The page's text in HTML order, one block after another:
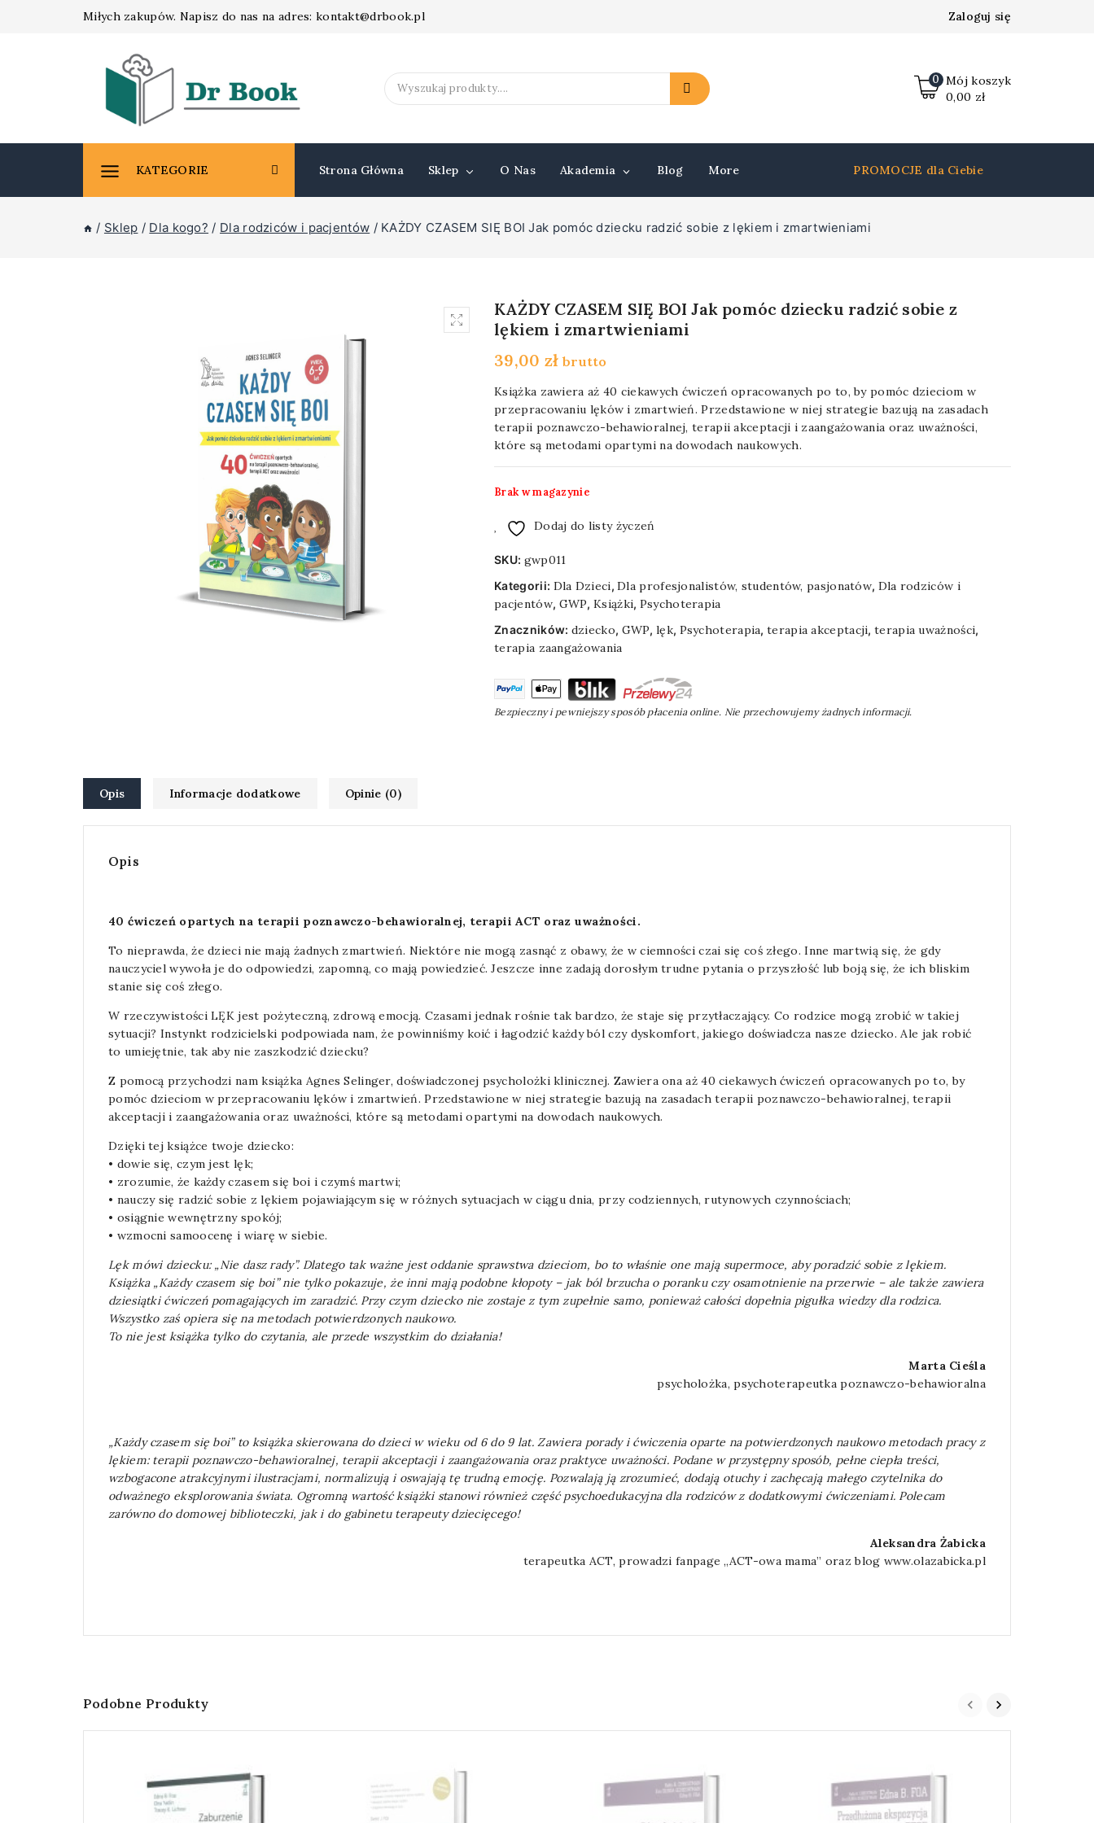
Miłych zakupów. Napisz do nas na adres: kontakt@drbook.pl Zaloguj się
Search
for:
0 Mój koszyk
0,00 zł
KATEGORIE Strona Główna Sklep O Nas Akademia Blog More PROMOCJE dla Ciebie
/ Sklep / Dla kogo? / Dla rodziców i pacjentów / KAŻDY CZASEM SIĘ BOI Jak pomóc dziecku radzić sobie z lękiem i zmartwieniami
KAŻDY CZASEM SIĘ BOI Jak pomóc dziecku radzić sobie z
lękiem i zmartwieniami
39,00 zł brutto
Książka zawiera aż 40 ciekawych ćwiczeń opracowanych po to, by pomóc dzieciom w
przepracowaniu lęków i zmartwień. Przedstawione w niej strategie bazują na zasadach
terapii poznawczo-behawioralnej, terapii akceptacji i zaangażowania oraz uważności,
które są metodami opartymi na dowodach naukowych.
Brak w magazynie
Dodaj do listy życzeń
SKU: gwp011
Kategorii: Dla Dzieci,Dla profesjonalistów, studentów, pasjonatów, Dla rodziców i
pacjentów, GWP,Książki, Psychoterapia
Znaczników: dziecko, GWP,lęk, Psychoterapia,terapia akceptacji,terapia uważności,
terapia zaangażowania
Bezpieczny i pewniejszy sposób płacenia online. Nie przechowujemy żadnych informacji.
Opis Informacje dodatkowe Opinie (0)
Opis
40 ćwiczeń opartych na terapii poznawczo-behawioralnej, terapii ACT oraz uważności.
To nieprawda, że dzieci nie mają żadnych zmartwień. Niektóre nie mogą zasnąć z obawy, że w ciemności czai się coś złego. Inne martwią się, że gdy
nauczyciel wywoła je do odpowiedzi, zapomną, co mają powiedzieć. Jeszcze inne zadają dorosłym trudne pytania o przyszłość lub boją się, że ich bliskim
stanie się coś złego.
W rzeczywistości LĘK jest pożyteczną, zdrową emocją. Czasami jednak rośnie tak bardzo, że staje się przytłaczający. Co rodzice mogą zrobić w takiej
sytuacji? Instynkt rodzicielski podpowiada nam, że powinniśmy koić i łagodzić każdy ból czy dyskomfort, jakiego doświadcza nasze dziecko. Ale jak robić
to umiejętnie, tak aby nie zaszkodzić dziecku?
Z pomocą przychodzi nam książka Agnes Selinger, doświadczonej psycholożki klinicznej. Zawiera ona aż 40 ciekawych ćwiczeń opracowanych po to, by
pomóc dzieciom w przepracowaniu lęków i zmartwień. Przedstawione w niej strategie bazują na zasadach terapii poznawczo-behawioralnej, terapii
akceptacji i zaangażowania oraz uważności, które są metodami opartymi na dowodach naukowych.
Dzięki tej książce twoje dziecko:
• dowie się, czym jest lęk;
• zrozumie, że każdy czasem się boi i czymś martwi;
• nauczy się radzić sobie z lękiem pojawiającym się w różnych sytuacjach w ciągu dnia, przy codziennych, rutynowych czynnościach;
• osiągnie wewnętrzny spokój;
• wzmocni samoocenę i wiarę w siebie.
Lęk mówi dziecku: „Nie dasz rady”. Dlatego tak ważne jest oddanie sprawstwa dzieciom, bo to właśnie one mają supermoce, aby poradzić sobie z lękiem.
Książka „Każdy czasem się boi” nie tylko pokazuje, że inni mają podobne kłopoty – jak ból brzucha o poranku czy osamotnienie na przerwie – ale także zawiera
dziesiątki ćwiczeń pomagających im zaradzić. Przy czym dziecko nie zostaje z tym zupełnie samo, ponieważ całości dopełnia pigułka wiedzy dla rodzica.
Wszystko zaś opiera się na metodach potwierdzonych naukowo.
To nie jest książka tylko do czytania, ale przede wszystkim do działania!
Marta Cieśla
psycholożka, psychoterapeutka poznawczo-behawioralna
„Każdy czasem się boi” to książka skierowana do dzieci w wieku od 6 do 9 lat. Zawiera porady i ćwiczenia oparte na potwierdzonych naukowo metodach pracy z
lękiem: terapii poznawczo-behawioralnej, terapii akceptacji i zaangażowania oraz praktyce uważności. Podane w przystępny sposób, pełne ciepła treści,
wzbogacone atrakcyjnymi ilustracjami, normalizują i oswajają tę trudną emocję. Pozwalają ją zrozumieć, dodają otuchy i zachęcają małego czytelnika do
odważnego eksplorowania świata. Ogromną wartość książki stanowi również część psychoedukacyjna dla rodziców z dodatkowymi ćwiczeniami. Polecam
zarówno do domowej biblioteczki, jak i do gabinetu terapeuty dziecięcego!
Aleksandra Żabicka
terapeutka ACT, prowadzi fanpage „ACT-owa mama” oraz blog www.olazabicka.pl
Podobne Produkty